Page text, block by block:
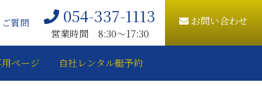
質問 054-337-1113
営業時間 8:30〜17:30
お問い合わせ
ページ 自社レンタル艇予約